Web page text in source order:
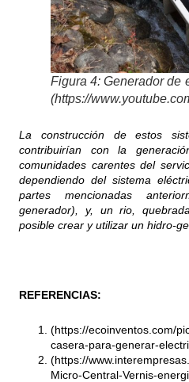
Figura 4: Generador de
(https://
La construcción de estos
contribuirían con la
comunidades carentes del
dependiendo del sistema
partes mencionadas
generador), y, un rio,
posible crear y utilizar un hidro-
REFERENCIAS:
(https://ecoinventos.com/
casera-para-generar-
(https://
Micro-Central-Vernis-